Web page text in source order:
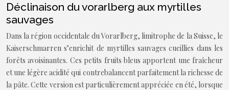
Déclinaison du vorarlberg aux myrtilles
sauvages
Dans la région occidentale du Vorarlberg, limitrophe de la Suisse, le
Kaiserschmarren s’enrichit de myrtilles sauvages cueillies dans les
forêts avoisinantes. Ces petits fruits bleus apportent une fraîcheur
et une légère acidité qui contrebalancent parfaitement la richesse de
la pâte. Cette version est particulièrement appréciée en été, lorsque